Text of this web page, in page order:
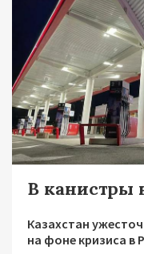
В канистры
Казахстан
на фоне кризиса в